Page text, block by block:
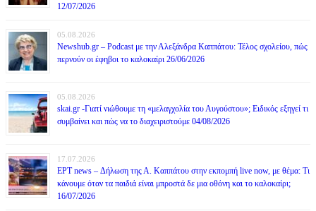
12/07/2026
05.08.2026
Newshub.gr – Podcast με την Αλεξάνδρα Καππάτου: Τέλος σχολείου, πώς
περνούν οι έφηβοι το καλοκαίρι 26/06/2026
05.08.2026
skai.gr -Γιατί νιώθουμε τη «μελαγχολία του Αυγούστου»; Ειδικός εξηγεί τι
συμβαίνει και πώς να το διαχειριστούμε 04/08/2026
17.07.2026
ΕΡΤ news – Δήλωση της Α. Καππάτου στην εκπομπή live now, με θέμα: Τι
κάνουμε όταν τα παιδιά είναι μπροστά δε μια οθόνη και το καλοκαίρι;
16/07/2026